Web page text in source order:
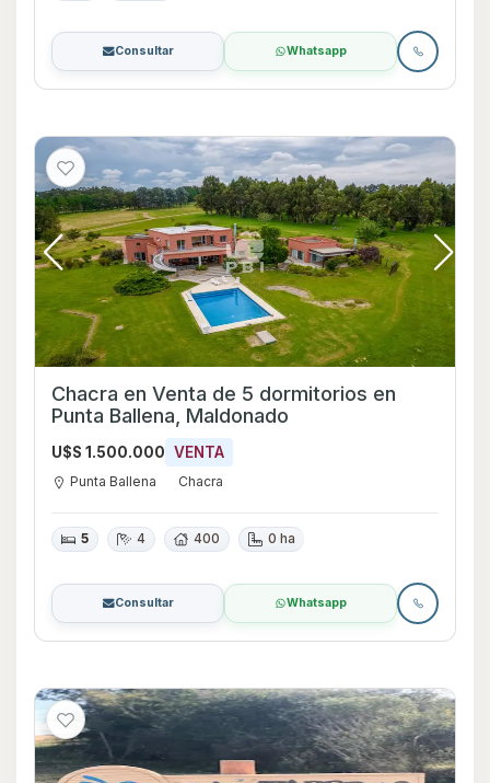
Consultar Whatsapp
Chacra en Venta de 5 dormitorios en
Punta Ballena, Maldonado
U$S 1.500.000 VENTA
Punta Ballena Chacra
5 4 400 0 ha
Consultar Whatsapp